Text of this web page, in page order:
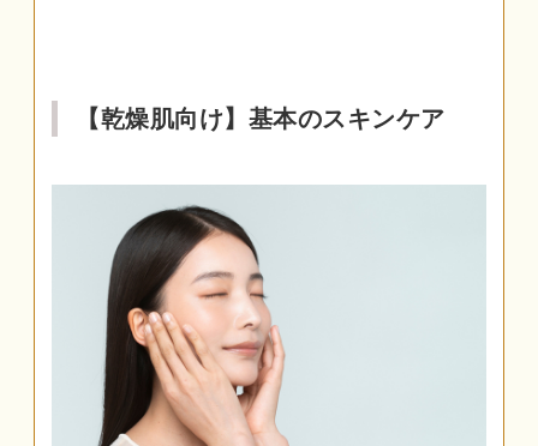
【乾燥肌向け】基本のスキンケア